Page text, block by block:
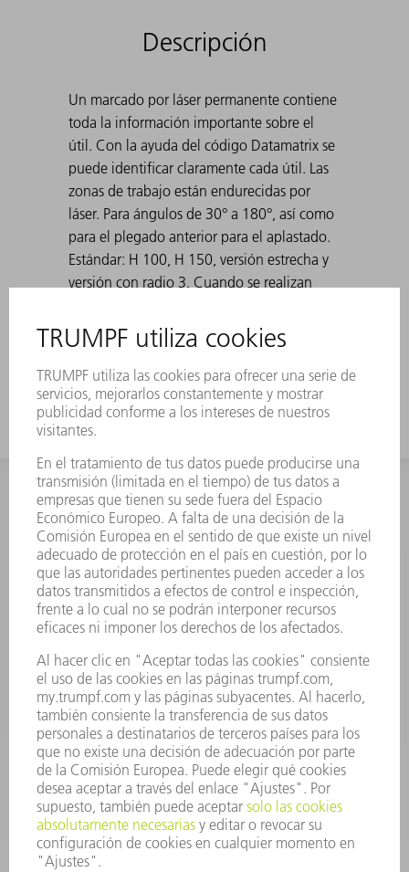
Descripción
Un marcado por láser permanente contiene
toda la información importante sobre el
útil. Con la ayuda del código Datamatrix se
puede identificar claramente cada útil. Las
zonas de trabajo están endurecidas por
láser. Para ángulos de 30° a 180°, así como
para el plegado anterior para el aplastado.
Estándar: H 100, H 150, versión estrecha y
versión con radio 3. Cuando se realizan
chapa doblada puede atascarse en la
matriz. Las ayudas de expulsión de TRUMPF
resuelven este problema.
INFORMACIÓN
Preguntas más frecuentes
Condiciones generales de venta
CONTACTO
Departamento de Repuestos
+34 91 657 36 70
Viernes de 8h – 17h
repuestos@es.trumpf.com
CONTACTO
Departamento de Utillaje
+34 91 657 36 69
Lunes a Jueves de 8h – 18h
Viernes de 8h – 17h
utillaje@trumpf.com